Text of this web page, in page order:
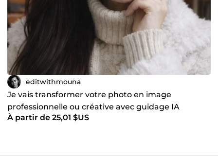
https://portfolio-mouna.netlify.app
editwithmouna
Je vais transformer votre photo en image
professionnelle ou créative avec guidage IA
personnalisé
À partir de 25,01 $US